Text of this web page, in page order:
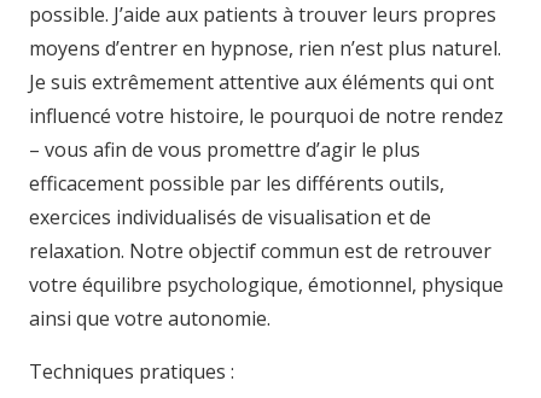
possible. J’aide aux patients à trouver leurs propres
moyens d’entrer en hypnose, rien n’est plus naturel.
Je suis extrêmement attentive aux éléments qui ont
influencé votre histoire, le pourquoi de notre rendez
– vous afin de vous promettre d’agir le plus
efficacement possible par les différents outils,
exercices individualisés de visualisation et de
relaxation. Notre objectif commun est de retrouver
votre équilibre psychologique, émotionnel, physique
ainsi que votre autonomie.
Techniques pratiques :